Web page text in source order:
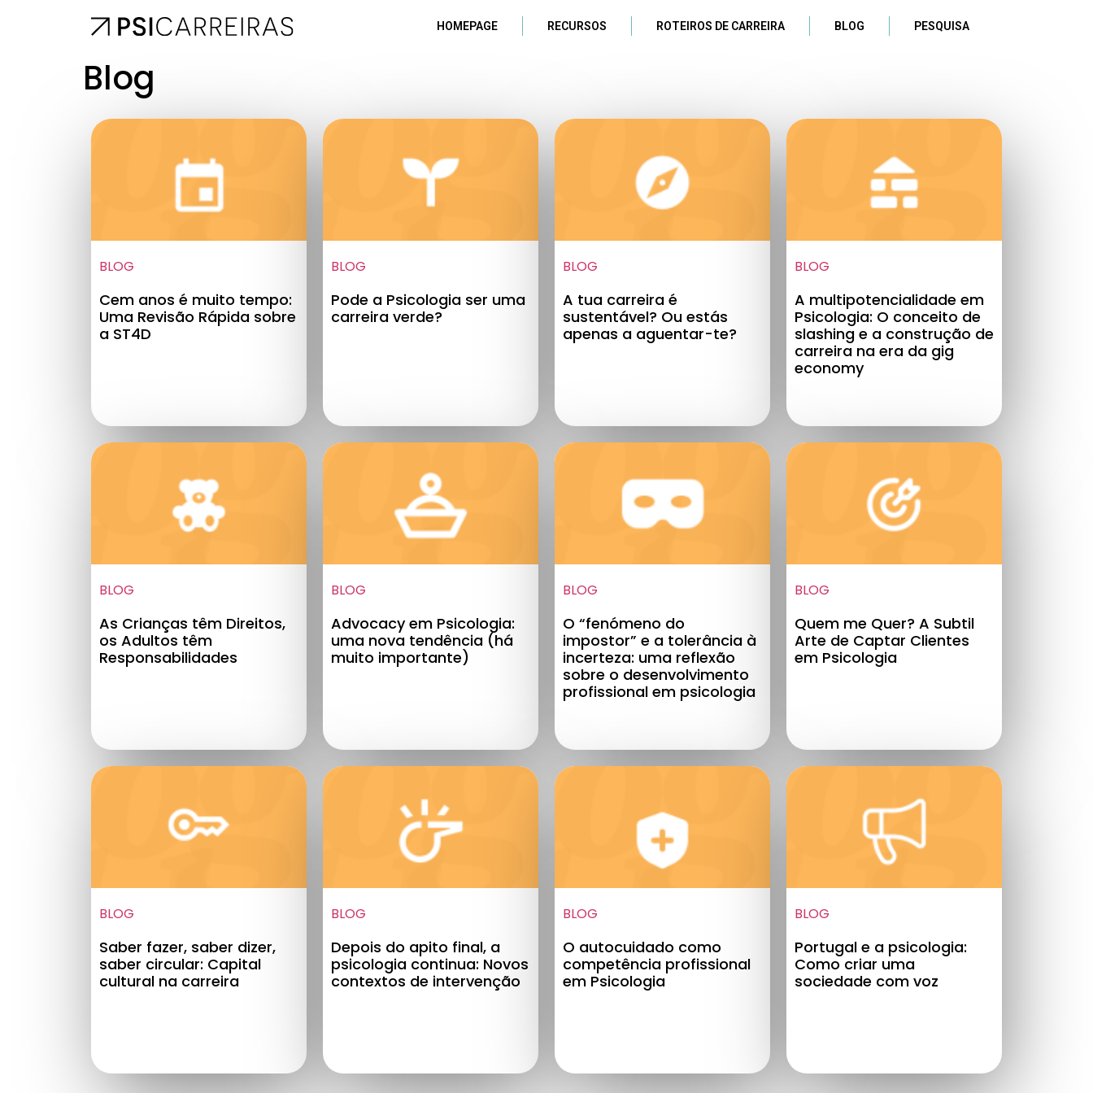
HOMEPAGE RECURSOS ROTEIROS DE CARREIRA BLOG PESQUISA
Blog
BLOG
Cem anos é muito tempo:
Uma Revisão Rápida sobre
a ST4D
BLOG
Pode a Psicologia ser uma
carreira verde?
BLOG
A tua carreira é
sustentável? Ou estás
apenas a aguentar-te?
BLOG
A multipotencialidade em
Psicologia: O conceito de
slashing e a construção de
carreira na era da gig
economy
BLOG
As Crianças têm Direitos,
os Adultos têm
Responsabilidades
BLOG
Advocacy em Psicologia:
uma nova tendência (há
muito importante)
BLOG
O “fenómeno do
impostor” e a tolerância à
incerteza: uma reflexão
sobre o desenvolvimento
profissional em psicologia
BLOG
Quem me Quer? A Subtil
Arte de Captar Clientes
em Psicologia
BLOG
Saber fazer, saber dizer,
saber circular: Capital
cultural na carreira
BLOG
Depois do apito final, a
psicologia continua: Novos
contextos de intervenção
BLOG
O autocuidado como
competência profissional
em Psicologia
BLOG
Portugal e a psicologia:
Como criar uma
sociedade com voz